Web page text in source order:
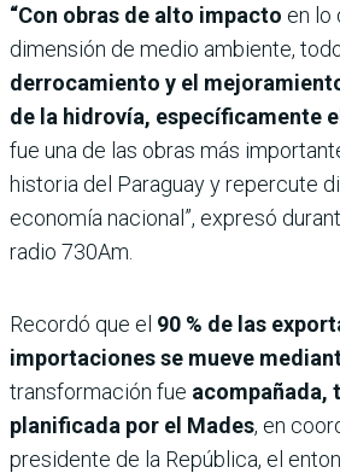
“Con obras de alto impacto en lo
dimensión de medio ambiente,
derrocamiento y el
de la hidrovía, específicamente
fue una de las obras más
historia del Paraguay y repercute
economía nacional”, expresó
radio 730Am.
Recordó que el 90 % de las
importaciones se mueve
transformación fue acompañada,
planificada por el Mades, en
presidente de la República, el